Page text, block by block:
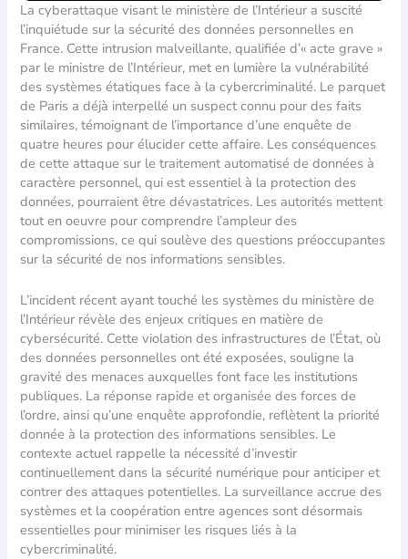
La cyberattaque visant le ministère de l’Intérieur a suscité
l’inquiétude sur la sécurité des données personnelles en
France. Cette intrusion malveillante, qualifiée d’« acte grave »
par le ministre de l’Intérieur, met en lumière la vulnérabilité
des systèmes étatiques face à la cybercriminalité. Le parquet
de Paris a déjà interpellé un suspect connu pour des faits
similaires, témoignant de l’importance d’une enquête de
quatre heures pour élucider cette affaire. Les conséquences
de cette attaque sur le traitement automatisé de données à
caractère personnel, qui est essentiel à la protection des
données, pourraient être dévastatrices. Les autorités mettent
tout en oeuvre pour comprendre l’ampleur des
compromissions, ce qui soulève des questions préoccupantes
sur la sécurité de nos informations sensibles.
L’incident récent ayant touché les systèmes du ministère de
l’Intérieur révèle des enjeux critiques en matière de
cybersécurité. Cette violation des infrastructures de l’État, où
des données personnelles ont été exposées, souligne la
gravité des menaces auxquelles font face les institutions
publiques. La réponse rapide et organisée des forces de
l’ordre, ainsi qu’une enquête approfondie, reflètent la priorité
donnée à la protection des informations sensibles. Le
contexte actuel rappelle la nécessité d’investir
continuellement dans la sécurité numérique pour anticiper et
contrer des attaques potentielles. La surveillance accrue des
systèmes et la coopération entre agences sont désormais
essentielles pour minimiser les risques liés à la
cybercriminalité.